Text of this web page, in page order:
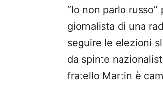
“Io non parlo
giornalista di una
seguire le elezioni
da spinte
fratello Martin è